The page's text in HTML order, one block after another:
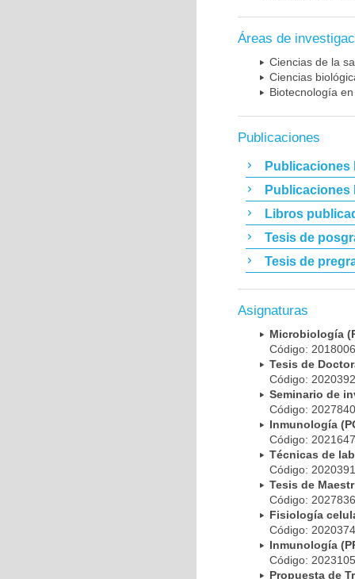
Áreas de
Ciencias de la
Ciencias
Biotecnología
Publicaciones
Publicaciones
Publicaciones
Libros
Tesis de
Tesis de
Asignaturas
Microbiología
Código:
Tesis de
Código:
Seminario de
Código:
Inmunología
Código:
Técnicas de
Código:
Tesis de
Código:
Fisiología
Código:
Inmunología
Código:
Propuesta de